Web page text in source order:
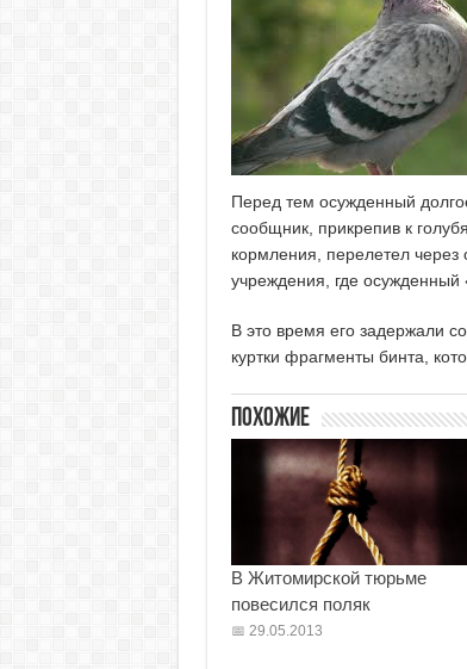
Перед тем осужденный
сообщник, прикрепив к
кормления, перелетел
учреждения, где осужденный
В это время его задержали
куртки фрагменты бинта,
Похожие
В Житомирской тюрьме
повесился поляк
29.05.2013